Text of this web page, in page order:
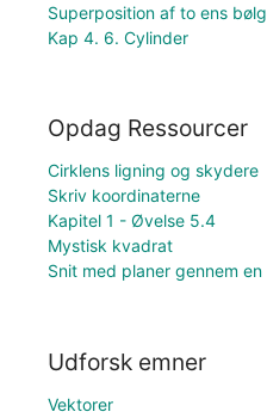
Superposition af to ens
Kap 4. 6. Cylinder
Opdag Ressourcer
Cirklens ligning og skydere
Skriv koordinaterne
Kapitel 1 - Øvelse 5.4
Mystisk kvadrat
Snit med planer gennem
Udforsk emner
Vektorer